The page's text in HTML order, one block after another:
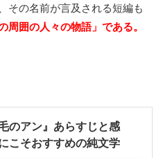
その名前が言及される短編も
周囲の人々の物語」である。
のアン』あらすじと感
こそおすすめの純文学